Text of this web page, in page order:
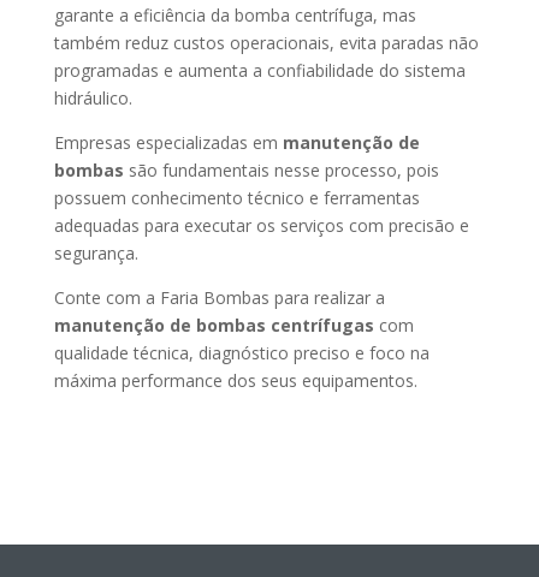
garante a eficiência da bomba centrífuga, mas
também reduz custos operacionais, evita paradas não
programadas e aumenta a confiabilidade do sistema
hidráulico.
Empresas especializadas em manutenção de
bombas são fundamentais nesse processo, pois
possuem conhecimento técnico e ferramentas
adequadas para executar os serviços com precisão e
segurança.
Conte com a Faria Bombas para realizar a
manutenção de bombas centrífugas com
qualidade técnica, diagnóstico preciso e foco na
máxima performance dos seus equipamentos.